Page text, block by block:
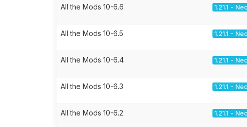
All the Mods 10-6.6 1.21.1 -
All the Mods 10-6.5 1.21.1 -
All the Mods 10-6.4 1.21.1 -
All the Mods 10-6.3 1.21.1 -
All the Mods 10-6.2 1.21.1 -